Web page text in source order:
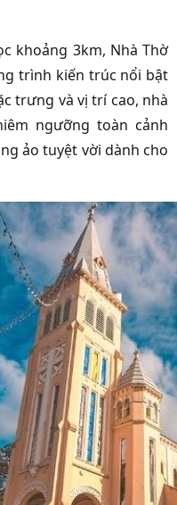
khoảng 3km, Nhà Thờ
trình kiến trúc nổi bật
trưng và vị trí cao, nhà
ngưỡng toàn cảnh
ảo tuyệt vời dành cho